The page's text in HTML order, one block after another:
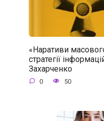
«Наративи
стратегії
Захарченко
0 50